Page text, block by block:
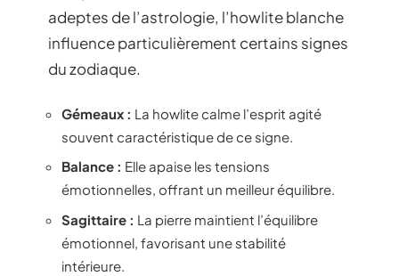
adeptes de l’astrologie, l’howlite blanche
influence particulièrement certains signes
du zodiaque.
Gémeaux : La howlite calme l’esprit agité
souvent caractéristique de ce signe.
Balance : Elle apaise les tensions
émotionnelles, offrant un meilleur équilibre.
Sagittaire : La pierre maintient l’équilibre
émotionnel, favorisant une stabilité
intérieure.